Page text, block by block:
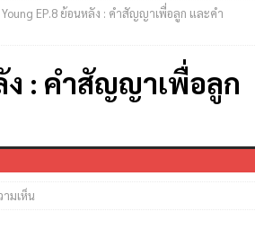
Young EP.8 ย้อนหลัง : คำสัญญาเพื่อลูก และคำ
ง : คำสัญญาเพื่อลูก
มเห็น